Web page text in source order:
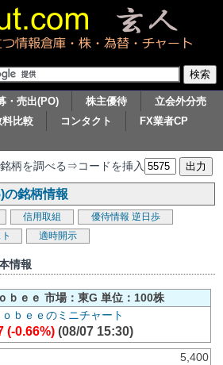
・売出(PO) 株主優待
立会外分売
料比較 コンタクト
FX業者CP
柄を調べる⇒コードを挿入
の銘柄情報
信用取組 優待情報 逆日歩
適時開示
情報
ｂｅｅ 市場：東G 単位：100株
(-0.66%)(08/07 15:30)
5,400